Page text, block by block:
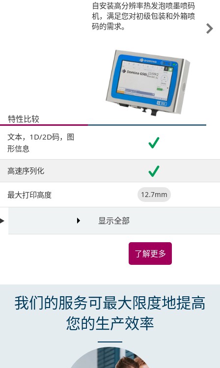
特性比较
自安装高分辨率热发泡喷墨喷码
机，满足您对初级包装和外箱喷
码的需求。
文本，1D/2D码，图
形信息
高速序列化
最大打印高度 12.7mm
显示全部
了解更多
我们的服务可最大限度地提高
您的生产效率